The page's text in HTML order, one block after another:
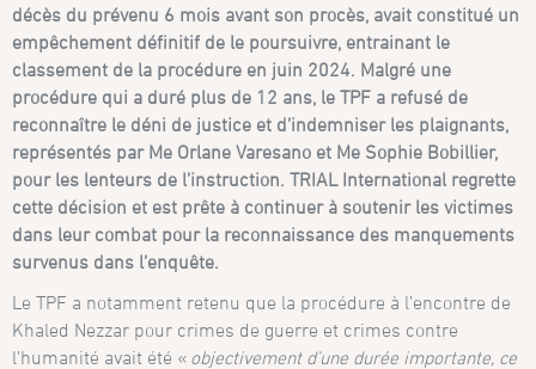
décès du prévenu 6 mois avant son procès, avait constitué un
empêchement définitif de le poursuivre, entrainant le
classement de la procédure en juin 2024. Malgré une
procédure qui a duré plus de 12 ans, le TPF a refusé de
reconnaître le déni de justice et d’indemniser les plaignants,
représentés par Me Orlane Varesano et Me Sophie Bobillier,
pour les lenteurs de l’instruction. TRIAL International regrette
cette décision et est prête à continuer à soutenir les victimes
dans leur combat pour la reconnaissance des manquements
survenus dans l’enquête.
Le TPF a notamment retenu que la procédure à l’encontre de
Khaled Nezzar pour crimes de guerre et crimes contre
l’humanité avait été « objectivement d’une durée importante, ce